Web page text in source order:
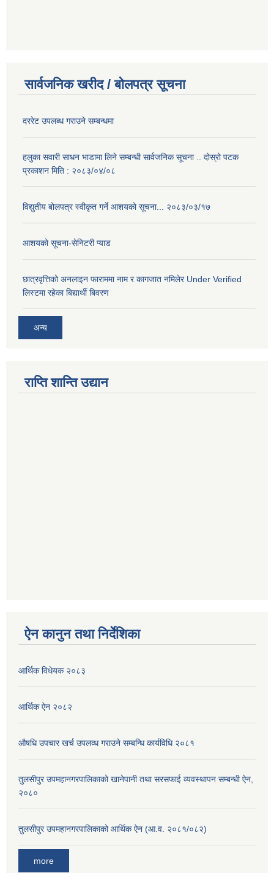
सार्वजनिक खरीद / बोलपत्र सूचना
दररेट उपलब्ध गराउने सम्बन्धमा
हलुका सवारी साधन भाडामा लिने सम्बन्धी सार्वजनिक सूचना .. दोस्रो पटक
प्रकाशन मिति : २०८३/०४/०८
विद्युतीय बोलपत्र स्वीकृत गर्ने आशयको सूचना... २०८३/०३/१७
आशयको सूचना-सेनिटरी प्याड
छात्रवृत्तिको अनलाइन फाराममा नाम र कागजात नमिलेर Under Verified
लिस्टमा रहेका बिद्यार्थी बिवरण
अन्य
राप्ति शान्ति उद्यान
ऐन कानुन तथा निर्देशिका
आर्थिक विधेयक २०८३
आर्थिक ऐन २०८२
औषधि उपचार खर्च उपलव्ध गराउने सम्बन्धि कार्यविधि २०८१
तुलसीपुर उपमहानगरपालिकाको खानेपानी तथा सरसफाई व्यवस्थापन सम्बन्धी ऐन,
२०८०
तुलसीपुर उपमहानगरपालिकाको आर्थिक ऐन (आ.व. २०८१/०८२)
more